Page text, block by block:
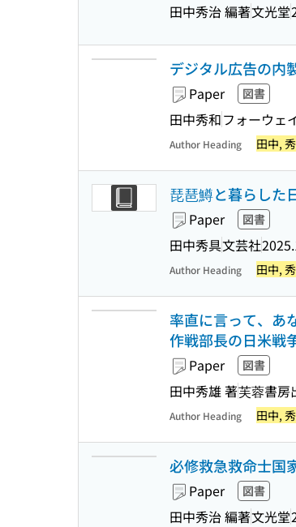
田中秀治 編著文光堂
デジタル広告の内
Paper 図書
田中秀和フォーウェ
Author Heading 田中, 秀
琵琶鱒と暮らした
Paper 図書
田中秀具文芸社
Author Heading 田中, 秀
率直に言って、あ
作戦部長の日米戦
Paper 図書
田中秀雄 著芙蓉書房
Author Heading 田中, 秀
必修救急救命士国
Paper 図書
田中秀治 編著文光堂